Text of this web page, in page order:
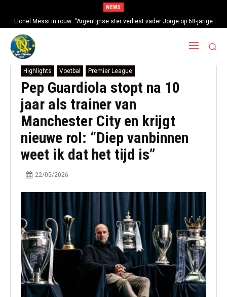
NEWS
Lionel Messi in rouw: “Argentijnse ster verliest vader Jorge op 68-jarige
leeftijd na gezondheidsproblemen”
Highlights Voetbal Premier League
Pep Guardiola stopt na 10
jaar als trainer van
Manchester City en krijgt
nieuwe rol: “Diep vanbinnen
weet ik dat het tijd is”
22/05/2026